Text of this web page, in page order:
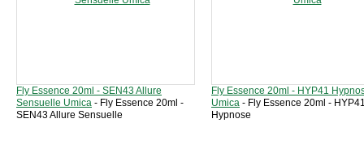
Fly Essence 20ml - SEN43 Allure
Sensuelle Umica - Fly Essence 20ml -
SEN43 Allure Sensuelle
Fly Essence 20ml - HYP41
Umica - Fly Essence 20ml -
Hypnose